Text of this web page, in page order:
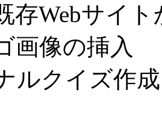
存Webサイ
画像の挿入
ルクイズ作成